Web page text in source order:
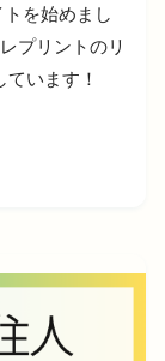
を始めまし
プリントのリ
います！